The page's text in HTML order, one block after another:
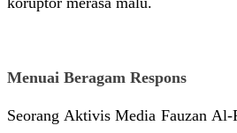
Menuai Beragam Respons
Seorang Aktivis Media Fauzan